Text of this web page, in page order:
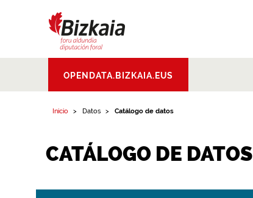
Aldundia.Diputacion
Foral de Bizkaia
OPENDATA.BIZKAIA.EUS
Inicio Datos Catálogo de datos
CATÁLOGO DE DATOS